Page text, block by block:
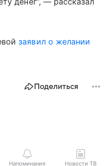
заявил о желании
Поделиться
Напоминания Новости ТВ